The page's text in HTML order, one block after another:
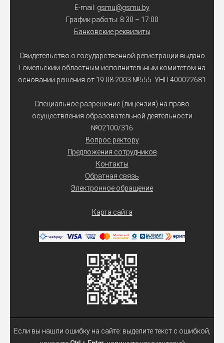
E-mail: gsmu@gsmu.by
График работы: 8:30 – 17:00
Банковские реквизиты
Свидетельство о государственной регистрации выдано
Гомельским областным исполнительным комитетом на
основании решения от 19.08.2003 №555. УНП 400022681
Специальное разрешение (лицензия) на право
осуществления образовательной деятельности
№02100/316
Вопрос ректору
Предложения сотрудников
Контакты
Обратная связь
Электронное обращение
Карта сайта
Если вы нашли ошибку на сайте: выделите текст с ошибкой,